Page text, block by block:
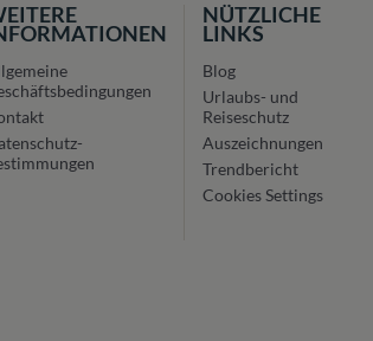
NÜTZLICHE
LINKS
Blog
Urlaubs- und
Reiseschutz
Auszeichnungen
Trendbericht
Cookies Settings